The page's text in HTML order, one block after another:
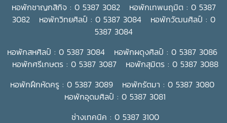
หอพักชาญกสิกิจ : 0 5387 3082 หอพักเทพนฤมิต : 0 5387
3082 หอพักวิทยศิลป์ : 0 5387 3084 หอพักวัฒนศิลป์ : 0
5387 3084
หอพักสหศิลป์ : 0 5387 3084 หอพักผดุงศิลป์ : 0 5387 3086
หอพักศรีเกษตร : 0 5387 3087 หอพักสุมิตร : 0 5387 3088
หอพักฝึกหัดครู : 0 5387 3089 หอพักรัตมา : 0 5387 3080
หอพักอุดมศิลป์ : 0 5387 3081
ช่างเทคนิค : 0 5387 3100